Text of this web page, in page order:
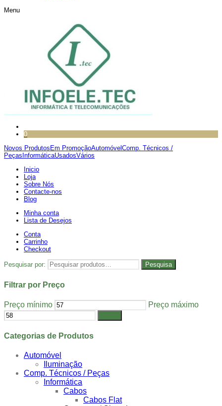
Menu
0
Novos Produtos Em PromoçãoAutomóvel Comp. Técnicos /
Peças InformáticaUsadosVários
Inicio
Loja
Sobre Nós
Contacte-nos
Blog
Minha conta
Lista de Desejos
Conta
Carrinho
Checkout
Pesquisar por: Pesquisa
Filtrar por Preço
Preço mínimo Preço máximo
Categorias de Produtos
Automóvel
Iluminação
Comp. Técnicos / Peças
Informática
Cabos
Cabos Flat